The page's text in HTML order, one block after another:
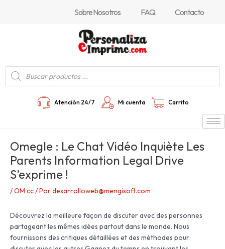
Sobre Nosotros FAQ Contacto
Búsqueda
de
productos
Atención 24/7 Mi cuenta Carrito
Omegle : Le Chat Vidéo Inquiète Les
Parents Information Legal Drive
S’exprime !
/OM cc/ Pordesarrolloweb@mengisoft.com
Découvrez la meilleure façon de discuter avec des personnes
partageant les mêmes idées partout dans le monde. Nous
fournissons des critiques détaillées et des méthodes pour